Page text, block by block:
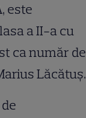
este
a II-a cu
ca număr de
Lăcătuș.